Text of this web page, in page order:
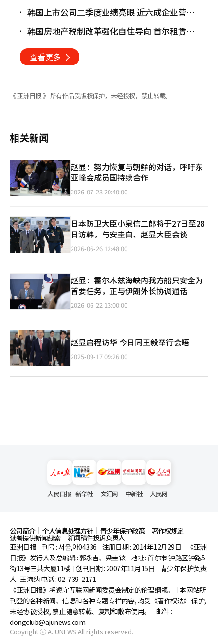
韩国上市公司二季度业绩亮眼 近六成企业营业
韩国房地产税制改革强化自住导向 首尔租赁市
查看更多
《 亚洲日报 》 所有作品受版权保护，未经授权，禁止转载。
相关新闻
赵显：努力恢复与朝鲜的对话，呼吁东
亚峰会成员国持续合作
2026-07-23 20:40:00
日本防卫大臣小泉信二郎将于27日至28
日访韩，与安圭白、赵显大臣会谈
2026-06-26 12:48:00
赵显：霍尔木兹海峡内我方船只安全为
首要任务，正与伊朗外长协调通话
2026-06-22 13:00:00
赵显启程访华 今日同王毅举行会晤
2025-09-17 09:26:00
人民日报 新华社 文汇网 中新社 人民网
公司简介 个人信息处理方针 青少年保护政策 著作权规定
读者提供新闻线索
新闻稿件投诉负责人
亚洲日报
刊号 : 서울,아04336 注册日期 : 2014年12月29日
《亚洲
日报》发行人及总编辑 : 郭永吉、梁圭铉 地址 : 首尔市钟路区钟路5
街13号三共大厦11楼 创刊日期 : 2007年11月15日
青少年保护负责
人 : 王海纳 电话 : 02-739-2171
《亚洲日报》将遵守互联网新闻委员会制定的伦理纲领。
本网站所
刊登的各种新闻、信息和各种专题专栏内容, 均受《著作权法》 保护,
未经协议授权, 禁止随意转载、复制和散布使用。
邮件 :
dongclub@ajunews.com
Copyright ⓒ AJUNEWS All rights reserved.